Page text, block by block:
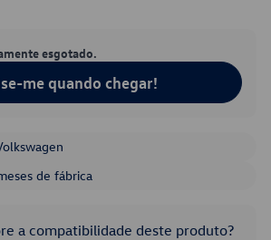
esgotado.
me quando chegar!
de fábrica
a compatibilidade deste produto?